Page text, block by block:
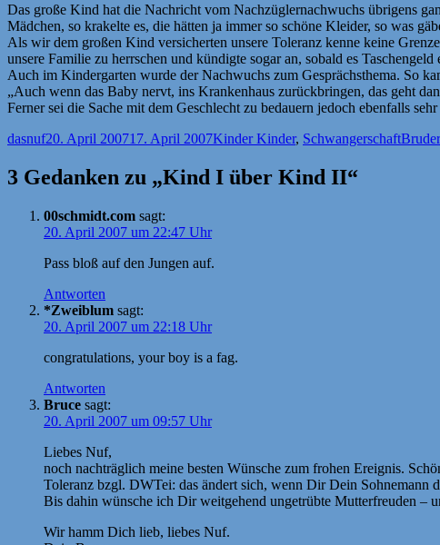
Das große Kind hat die Nachricht vom Nachzüglernachwuchs übrigens
Mädchen, so krakelte es, die hätten ja immer so schöne Kleider, so was
Als wir dem großen Kind versicherten unsere Toleranz kenne keine
unsere Familie zu herrschen und kündigte sogar an, sobald es
Auch im Kindergarten wurde der Nachwuchs zum Gesprächsthema. So
„Auch wenn das Baby nervt, ins Krankenhaus zurückbringen, das geht
Ferner sei die Sache mit dem Geschlecht zu bedauern jedoch ebenfalls
Autor
dasnufVeröffentlicht
20. April 200717. April 2007Kategorien
Kinder Kinder, Schwangerschaft
3 Gedanken zu „Kind I über Kind II“
00schmidt.com sagt:
20. April 2007 um 22:47 Uhr
Pass bloß auf den Jungen auf.
Antworten
*Zweiblum sagt:
20. April 2007 um 22:18 Uhr
congratulations, your boy is a fag.
Antworten
Bruce sagt:
20. April 2007 um 09:57 Uhr
Liebes Nuf,
noch nachträglich meine besten Wünsche zum frohen Ereignis.
Toleranz bzgl. DWTei: das ändert sich, wenn Dir Dein Sohnemann
Bis dahin wünsche ich Dir weitgehend ungetrübte Mutterfreuden –
Wir hamm Dich lieb, liebes Nuf.